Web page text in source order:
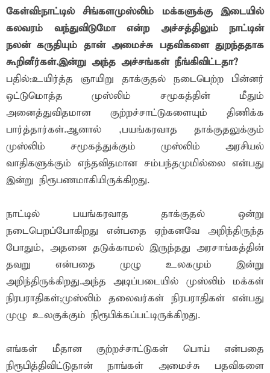
கேள்வி:நாட்டில் சிங்களமுஸ்லிம் மக்களுக்கு இடையில்
கலவரம் வந்துவிடுமோ என்ற அச்சத்திலும் நாட்டின்
நலன் கருதியும் தான் அமைச்சு பதவிகளை துறந்ததாக
கூறினீர்கள்.இன்று அந்த அச்சங்கள் நீங்கிவிட்டதா?
பதில்:உயிர்த்த ஞாயிறு தாக்குதல் நடைபெற்ற பின்னர்
ஒட்டுமொத்த முஸ்லிம் சமூகத்தின் மீதும்
அனைத்துவிதமான குற்றச்சாட்டுகளையும் திணிக்க
பார்த்தார்கள்.ஆனால் ,பயங்கரவாத தாக்குதலுக்கும்
முஸ்லிம் சமூகத்துக்கும் முஸ்லிம் அரசியல்
வாதிகளுக்கும் எந்தவிதமான சம்பந்தமுமில்லை என்பது
இன்று நிரூபணமாகியிருக்கிறது.
நாட்டில் பயங்கரவாத தாக்குதல் ஒன்று
நடைபெறப்போகிறது என்பதை ஏற்கனவே அறிந்திருந்த
போதும், அதனை தடுக்காமல் இருந்தது அரசாங்கத்தின்
தவறு என்பதை முழு உலகமும் இன்று
அறிந்திருக்கிறது.அந்த அடிப்படையில் முஸ்லிம் மக்கள்
நிரபராதிகள்;முஸ்லிம் தலைவர்கள் நிரபராதிகள் என்பது
முழு உலகுக்கும் நிரூபிக்கப்பட்டிருக்கிறது.
எங்கள் மீதான குற்றச்சாட்டுகள் பொய் என்பதை
நிரூபித்திவிட்டுதான் நாங்கள் அமைச்சு பதவிகளை